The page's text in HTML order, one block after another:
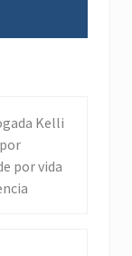
Kelli
por vida